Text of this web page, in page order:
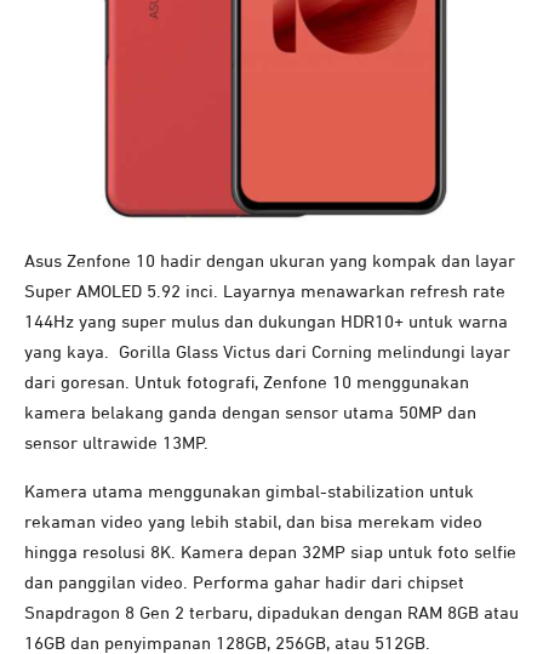
Asus Zenfone 10 hadir dengan ukuran yang kompak dan layar
Super AMOLED 5.92 inci. Layarnya menawarkan refresh rate
144Hz yang super mulus dan dukungan HDR10+ untuk warna
yang kaya. Gorilla Glass Victus dari Corning melindungi layar
dari goresan. Untuk fotografi, Zenfone 10 menggunakan
kamera belakang ganda dengan sensor utama 50MP dan
sensor ultrawide 13MP.
Kamera utama menggunakan gimbal-stabilization untuk
rekaman video yang lebih stabil, dan bisa merekam video
hingga resolusi 8K. Kamera depan 32MP siap untuk foto selfie
dan panggilan video. Performa gahar hadir dari chipset
Snapdragon 8 Gen 2 terbaru, dipadukan dengan RAM 8GB atau
16GB dan penyimpanan 128GB, 256GB, atau 512GB.